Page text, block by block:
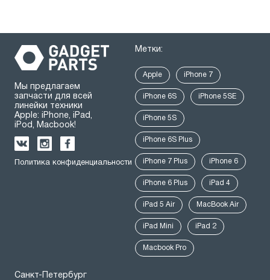
Мы предлагаем
запчасти для всей
линейки техники
Apple: iPhone, iPad,
iPod, Macbook!
Политика конфиденциальности
Метки:
Apple iPhone 7
iPhone 6S iPhone 5SE
iPhone 5S
iPhone 6S Plus
iPhone 7 Plus iPhone 6
iPhone 6 Plus iPad 4
iPad 5 Air MacBook Air
iPad Mini iPad 2
Macbook Pro
Санкт-Петербург